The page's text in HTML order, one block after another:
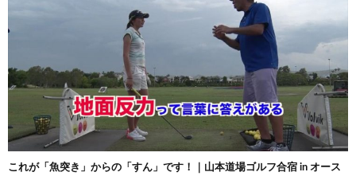
これが「魚突き」からの「すん」です！｜山本道場ゴルフ合宿 in オース